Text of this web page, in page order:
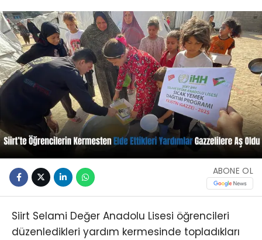
ABONE OL
Siirt Selami Değer Anadolu Lisesi öğrencileri
düzenledikleri yardım kermesinde topladıkları